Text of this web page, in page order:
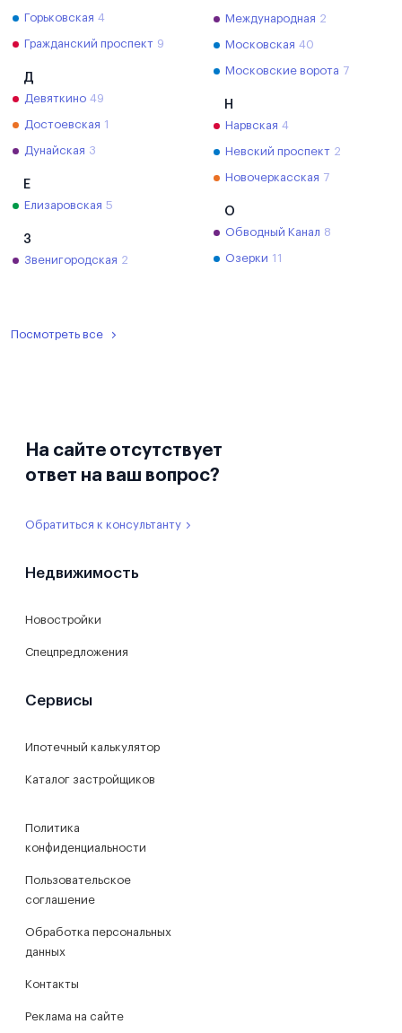
Горьковская 4
Гражданский проспект 9
Д
Девяткино 49
Достоевская 1
Дунайская 3
Е
Елизаровская 5
З
Звенигородская 2
Международная 2
Московская 40
Московские ворота 7
Н
Нарвская 4
Невский проспект 2
Новочеркасская 7
О
Обводный Канал 8
Озерки 11
Посмотреть все
На сайте отсутствует
ответ на ваш вопрос?
Обратиться к консультанту
Недвижимость
Новостройки
Спецпредложения
Сервисы
Ипотечный калькулятор
Каталог застройщиков
Политика
конфиденциальности
Пользовательское
соглашение
Обработка персональных
данных
Контакты
Реклама на сайте